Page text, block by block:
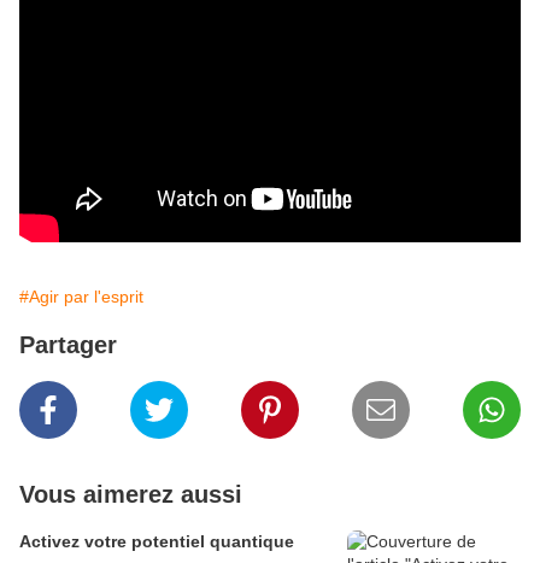
#Agir par l'esprit
Partager
Vous aimerez aussi
Activez votre potentiel quantique